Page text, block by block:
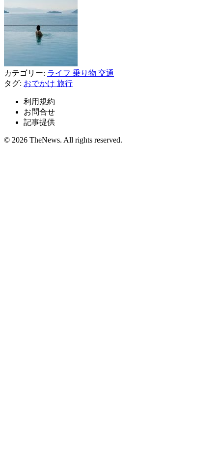
カテゴリー: ライフ 乗り物 交通
タグ: おでかけ 旅行
利用規約
お問合せ
記事提供
© 2026 TheNews. All rights reserved.